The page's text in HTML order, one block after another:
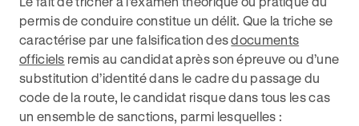
permis de conduire constitue un délit. Que la triche se
caractérise par une falsification desdocuments
officiels remis au candidat après son épreuve ou d’une
substitution d’identité dans le cadre du passage du
code de la route, le candidat risque dans tous les cas
un ensemble de sanctions, parmi lesquelles :